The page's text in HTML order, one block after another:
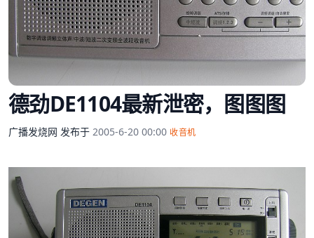
德劲DE1104最新泄密，图图图
广播发烧网 发布于 2005-6-20 00:00 收音机